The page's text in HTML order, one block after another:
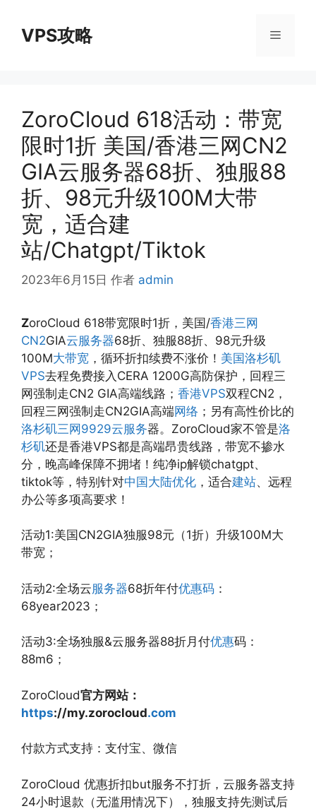
VPS攻略 菜
ZoroCloud 618活动：带宽
限时1折 美国/香港三网CN2
GIA云服务器68折、独服88
折、98元升级100M大带
宽，适合建
站/Chatgpt/Tiktok
2023年6月15日 作者 admin
ZoroCloud 618带宽限时1折，美国/香港三网
CN2GIA云服务器68折、独服88折、98元升级
100M大带宽 ，循环折扣续费不涨价！ 美国洛杉矶
VPS去程免费接入CERA 1200G高防保护，回程三
网强制走CN2 GIA高端线路； 香港VPS双程CN2，
回程三网强制走CN2GIA高端网络 ；另有高性价比的
洛杉矶三网9929云服务器。ZoroCloud家不管是洛
杉矶还是香港VPS都是高端昂贵线路，带宽不掺水
分，晚高峰保障不拥堵！纯净ip解锁chatgpt、
tiktok等，特别针对中国大陆优化 ，适合建站、远程
办公等多项高要求！
活动1:美国CN2GIA独服98元（1折）升级100M大
带宽；
活动2:全场云服务器68折年付优惠码 ：
68year2023；
活动3:全场独服&云服务器88折月付优惠码：
88m6；
ZoroCloud官方网站：
https://my.zorocloud.com
付款方式支持：支付宝、微信
ZoroCloud 优惠折扣but服务不打折，云服务器支持
24小时退款（无滥用情况下），独服支持先测试后